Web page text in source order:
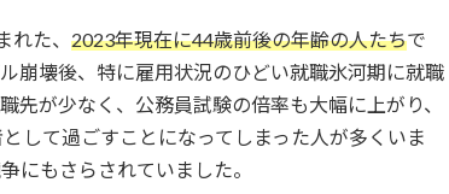
た、 2023年現在に44歳前後の年齢の人たちで
崩壊後、特に雇用状況のひどい就職氷河期に就職
先が少なく、公務員試験の倍率も大幅に上がり、
して過ごすことになってしまった人が多くいま
にもさらされていました。